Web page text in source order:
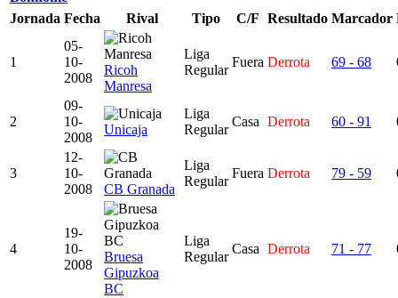
Jornada Fecha Rival Tipo C/F Resultado Marcador
1
05-
10-
2008
Ricoh
Manresa
Liga
Regular
Fuera Derrota 69 - 68
2
09-
10-
2008
Unicaja
Liga
Regular
Casa Derrota 60 - 91
3
12-
10-
2008
CB Granada
Liga
Regular
Fuera Derrota 79 - 59
4
19-
10-
2008
Bruesa
Gipuzkoa
BC
Liga
Regular
Casa Derrota 71 - 77